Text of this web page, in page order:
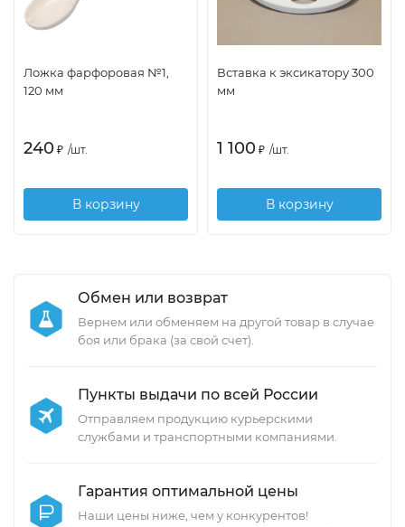
Ложка фарфоровая №1,
120 мм
240 ₽ /шт.
В корзину
Вставка к эксикатору 300
мм
1 100 ₽ /шт.
В корзину
Обмен или возврат
Вернем или обменяем на другой товар в случае
боя или брака (за свой счет).
Пункты выдачи по всей России
Отправляем продукцию курьерскими
службами и транспортными компаниями.
Гарантия оптимальной цены
Наши цены ниже, чем у конкурентов!